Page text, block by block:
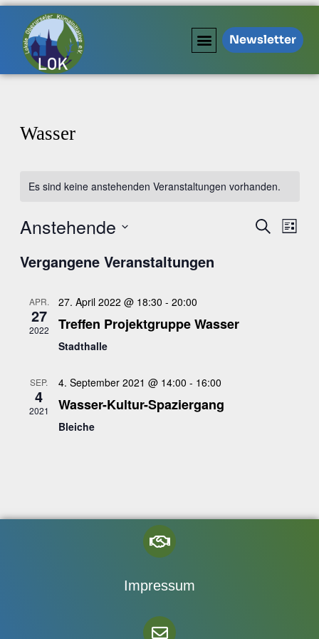
Newsletter
Wasser
Es sind keine anstehenden Veranstaltungen vorhanden.
SucheListe
Anstehende
wählen.
Vergangene Veranstaltungen
APR.
27
2022
27. April 2022 @ 18:30 - 20:00
Treffen Projektgruppe Wasser
Stadthalle
SEP.
4
2021
4. September 2021 @ 14:00 - 16:00
Wasser-Kultur-Spaziergang
Bleiche
Impressum